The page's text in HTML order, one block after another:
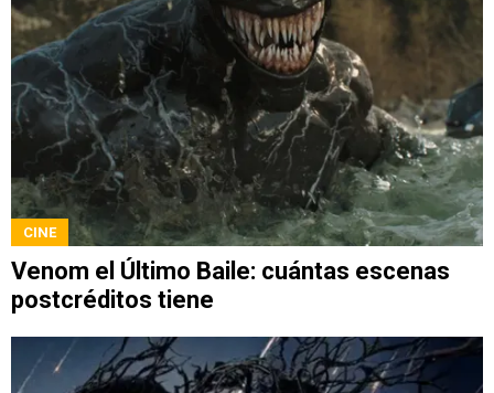
CINE
Venom el Último Baile: cuántas escenas
postcréditos tiene